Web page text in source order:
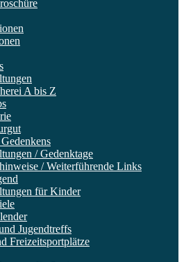
A bis Z
/ Gedenktage
/ Weiterführende Links
für Kinder
Jugendtreffs
Freizeitsportplätze